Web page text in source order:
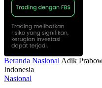
Beranda Nasional Adik
Indonesia
Nasional